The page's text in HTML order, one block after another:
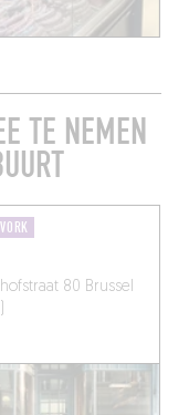
TE NEMEN
80 Brussel